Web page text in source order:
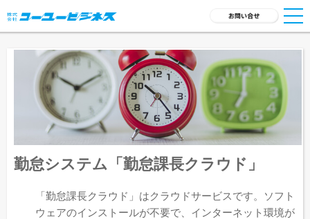
TOP
サービス一覧
会社概要
採用情報
勤怠システム「勤怠課長クラウド」
「勤怠課長クラウド」はクラウドサービスです。ソフト
ウェアのインストールが不要で、インターネット環境が